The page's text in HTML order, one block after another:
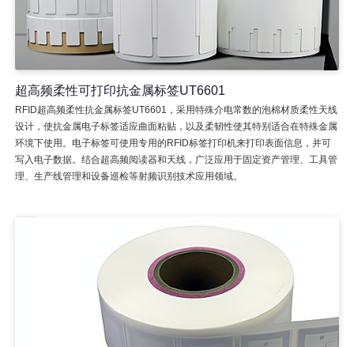
超高频柔性可打印抗金属标签UT6601
RFID超高频柔性抗金属标签UT6601，采用特殊介电常数的泡棉材质柔性天线
设计，使抗金属电子标签适应曲面粘贴，以及柔韧性使其特别适合在特殊金属
环境下使用。电子标签可使用专用的RFID标签打印机来打印表面信息，并可
写入电子数据。结合超高频阅读器和天线，广泛应用于固定资产管理、工具管
理、生产线管理和设备巡检等射频识别技术应用领域。